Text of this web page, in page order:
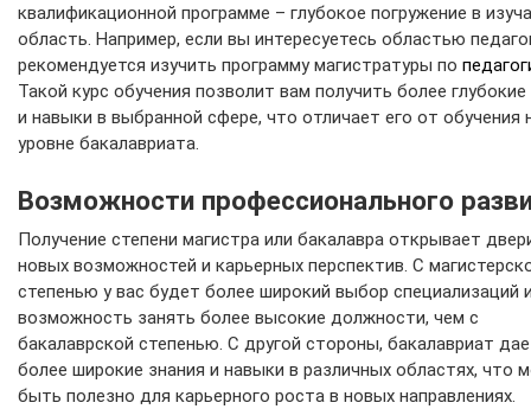
квалификационной программе – глубокое погружение в
область. Например, если вы интересуетесь областью
рекомендуется изучить программу магистратуры по
Такой курс обучения позволит вам получить более глубокие
и навыки в выбранной сфере, что отличает его от обучения
уровне бакалавриата.
Возможности профессионального
Получение степени магистра или бакалавра открывает
новых возможностей и карьерных перспектив. С
степенью у вас будет более широкий выбор специализаций
возможность занять более высокие должности, чем с
бакалаврской степенью. С другой стороны, бакалавриат
более широкие знания и навыки в различных областях, что
быть полезно для карьерного роста в новых направлениях.